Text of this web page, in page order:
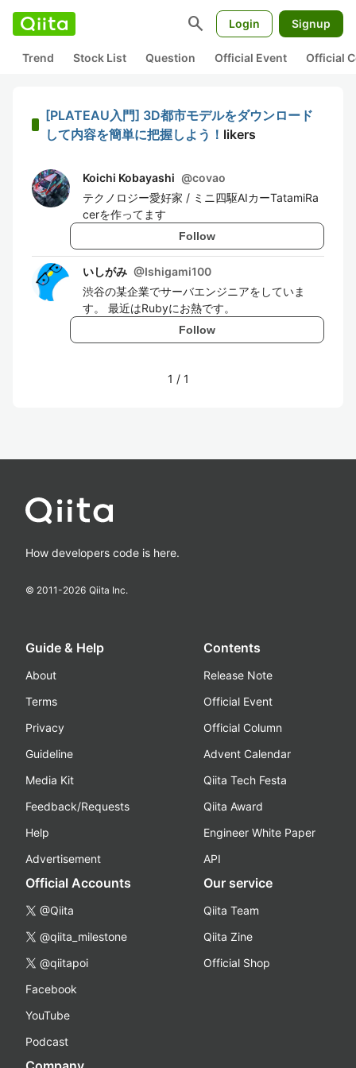
search Login Signup
Trend Stock List Question Official Event Official
[PLATEAU入門] 3D都市モデルをダウンロード
して内容を簡単に把握しよう！ likers
Koichi Kobayashi @covao
テクノロジー愛好家 / ミニ四駆AIカーTatamiRa
cerを作ってます
Follow
いしがみ @Ishigami100
渋谷の某企業でサーバエンジニアをしていま
す。 最近はRubyにお熱です。
Follow
1 / 1
How developers code is here.
© 2011-2026 Qiita Inc.
Guide & Help
About
Terms
Privacy
Guideline
Media Kit
Feedback/Requests
Help
Advertisement
Contents
Release Note
Official Event
Official Column
Advent Calendar
Qiita Tech Festa
Qiita Award
Engineer White Paper
API
Official Accounts
@Qiita
@qiita_milestone
@qiitapoi
Facebook
YouTube
Podcast
Our service
Qiita Team
Qiita Zine
Official Shop